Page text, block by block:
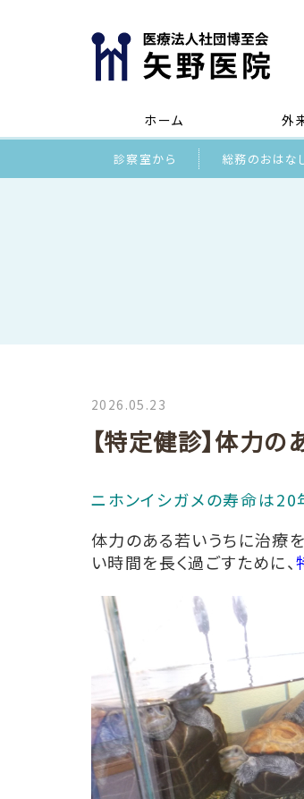
ホーム 外
診察室から 総務のおはな
2026.05.23
【特定健診】体力
ニホンイシガメの寿命は20
体力のある若いうちに治療
い時間を長く過ごすために、